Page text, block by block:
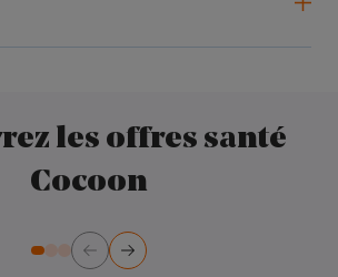
les offres santé
Cocoon
Diapositive numéro 1
Diapositive numéro 2
Diapositive numéro 3
Précédent
Suivant